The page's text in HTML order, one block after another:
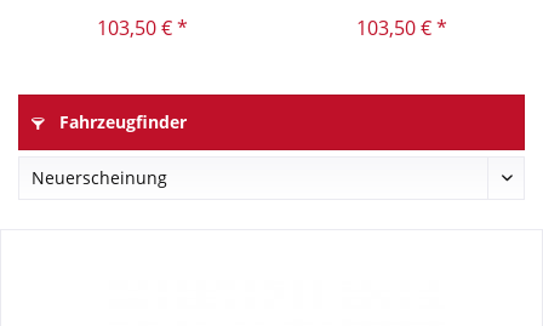
103,50 € * 103,50 € *
Fahrzeugfinder